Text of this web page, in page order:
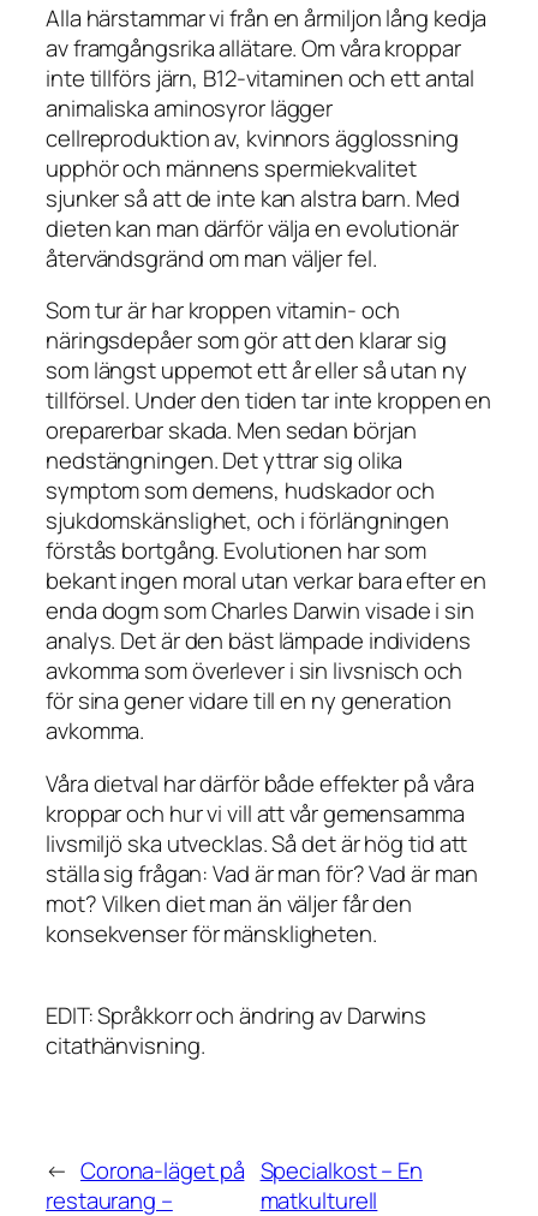
Alla härstammar vi från en årmiljon lång kedja
av framgångsrika allätare. Om våra kroppar
inte tillförs järn, B12-vitaminen och ett antal
animaliska aminosyror lägger
cellreproduktion av, kvinnors ägglossning
upphör och männens spermiekvalitet
sjunker så att de inte kan alstra barn. Med
dieten kan man därför välja en evolutionär
återvändsgränd om man väljer fel.
Som tur är har kroppen vitamin- och
näringsdepåer som gör att den klarar sig
som längst uppemot ett år eller så utan ny
tillförsel. Under den tiden tar inte kroppen en
oreparerbar skada. Men sedan början
nedstängningen. Det yttrar sig olika
symptom som demens, hudskador och
sjukdomskänslighet, och i förlängningen
förstås bortgång. Evolutionen har som
bekant ingen moral utan verkar bara efter en
enda dogm som Charles Darwin visade i sin
analys. Det är den bäst lämpade individens
avkomma som överlever i sin livsnisch och
för sina gener vidare till en ny generation
avkomma.
Våra dietval har därför både effekter på våra
kroppar och hur vi vill att vår gemensamma
livsmiljö ska utvecklas. Så det är hög tid att
ställa sig frågan: Vad är man för? Vad är man
mot? Vilken diet man än väljer får den
konsekvenser för mänskligheten.
EDIT: Språkkorr och ändring av Darwins
citathänvisning.
← Corona-läget på
restaurang –
Specialkost – En
matkulturell